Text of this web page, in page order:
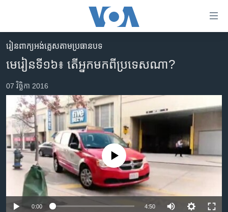
គេហទំព័រ​
ទាក់ទង
រំលង​
និង​
ចូល​
ទំព័រ​
ព័ត៌មាន​​
តែ​
រំលង​
កម្ពុជា
អន្តរជាតិ
អាមេរិក
ចិន
ហេឡូវីអូអេ
កម្ពុជាច្នៃប្រតិដ្ឋ
ព្រឹត្តិការណ៍ព័ត៌មាន
ទូរទស្សន៍ / វីដេអូ​
​រៀន​​ពាក្យអង់គ្លេស​​តាមប្រធានបទ
មេរៀនទី១៦៖ តើ​អ្នក​មកពី​ប្រទេស​ណា?
07 វិច្ឆិកា 2016
No media source currently available
0:00 4:50